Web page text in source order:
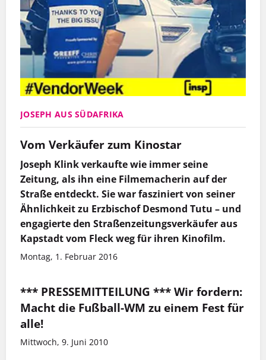
JOSEPH AUS SÜDAFRIKA
Vom Verkäufer zum Kinostar
Joseph Klink verkaufte wie immer seine
Zeitung, als ihn eine Filmemacherin auf der
Straße entdeckt. Sie war fasziniert von seiner
Ähnlichkeit zu Erzbischof Desmond Tutu – und
engagierte den Straßenzeitungsverkäufer aus
Kapstadt vom Fleck weg für ihren Kinofilm.
Montag, 1. Februar 2016
*** PRESSEMITTEILUNG *** Wir fordern:
Macht die Fußball-WM zu einem Fest für
alle!
Mittwoch, 9. Juni 2010